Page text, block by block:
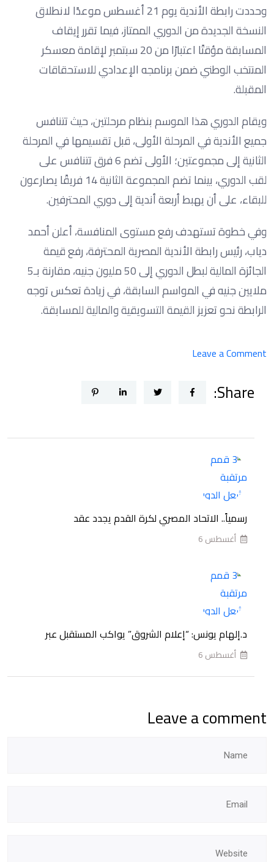
وحددت رابطة الأندية يوم 21 أغسطس موعدًا لانطلاق
النسخة الجديدة من الدوري الممتاز، فيما تقرر إيقاف
المسابقة مؤقتًا اعتبارًا من 20 سبتمبر لإقامة معسكر
المنتخب الوطني ضمن برنامجه الإعدادي للاستحقاقات
المقبلة.
ويقام الدوري هذا الموسم بنظام مرحلتين، حيث تتنافس
جميع الأندية في المرحلة الأولى، قبل تقسيمها في المرحلة
الثانية إلى مجموعتين؛ الأولى تضم 6 فرق تتنافس على
لقب الدوري، بينما تضم المجموعة الثانية 14 فريقًا يصارعون
للبقاء، على أن يهبط أربعة أندية إلى دوري المحترفين.
وفي خطوة تستهدف رفع مستوى المنافسة، أعلن أحمد
دياب، رئيس رابطة الأندية المصرية المحترفة، رفع قيمة
الجائزة المالية لبطل الدوري إلى 50 مليون جنيه، مقارنة بـ5
ملايين جنيه في المواسم السابقة، في زيادة تعكس توجه
الرابطة نحو تعزيز القيمة التسويقية والمالية للمسابقة.
Leave a Comment
قمم
الدور
الدوري
الممتاز
Share:
رسمياً.. الاتحاد المصري لكرة القدم يجدد عقد
أغسطس 6
د.إلهام يونس: “إعلام الشروق” يواكب المستقبل عبر
أغسطس 6
Leave a comment